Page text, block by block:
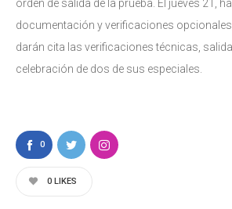
orden de salida de la prueba. El jueves 21,
documentación y verificaciones
darán cita las verificaciones técnicas,
celebración de dos de sus especiales.
0
0 LIKES